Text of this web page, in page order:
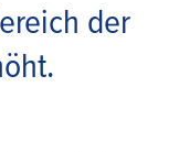
der